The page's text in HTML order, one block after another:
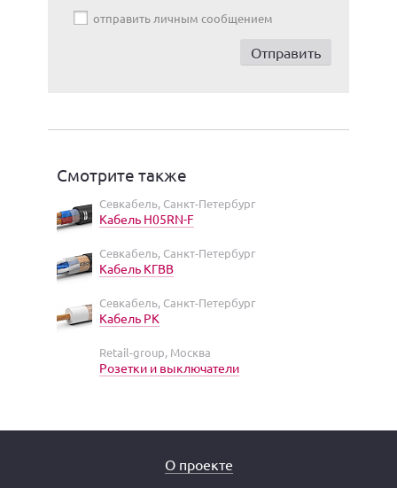
отправить личным сообщением
Смотрите также
Севкабель, Санкт-Петербург
Кабель H05RN-F
Севкабель, Санкт-Петербург
Кабель КГВВ
Севкабель, Санкт-Петербург
Кабель РК
Retail-group, Москва
Розетки и выключатели
О проекте